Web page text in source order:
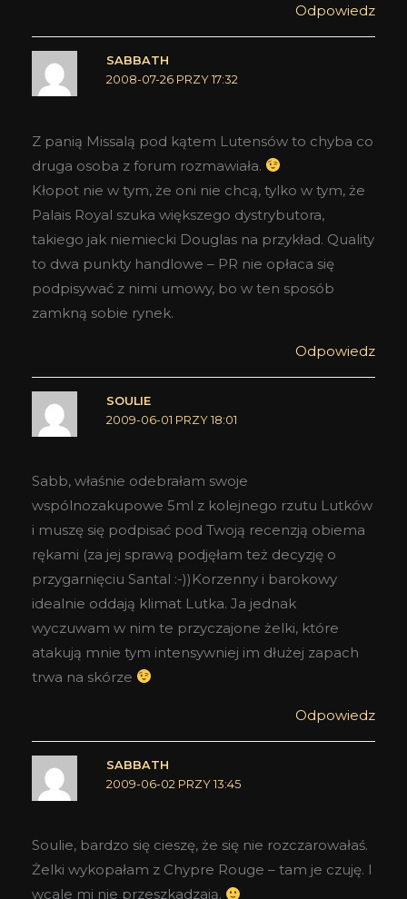
Odpowiedz
SABBATH
2008-07-26 PRZY 17:32
Z panią Missalą pod kątem Lutensów to chyba co
druga osoba z forum rozmawiała.
Kłopot nie w tym, że oni nie chcą, tylko w tym, że
Palais Royal szuka większego dystrybutora,
takiego jak niemiecki Douglas na przykład. Quality
to dwa punkty handlowe – PR nie opłaca się
podpisywać z nimi umowy, bo w ten sposób
zamkną sobie rynek.
Odpowiedz
SOULIE
2009-06-01 PRZY 18:01
Sabb, właśnie odebrałam swoje
wspólnozakupowe 5ml z kolejnego rzutu Lutków
i muszę się podpisać pod Twoją recenzją obiema
rękami (za jej sprawą podjęłam też decyzję o
przygarnięciu Santal :-))Korzenny i barokowy
idealnie oddają klimat Lutka. Ja jednak
wyczuwam w nim te przyczajone żelki, które
atakują mnie tym intensywniej im dłużej zapach
trwa na skórze
Odpowiedz
SABBATH
2009-06-02 PRZY 13:45
Soulie, bardzo się cieszę, że się nie rozczarowałaś.
Żelki wykopałam z Chypre Rouge – tam je czuję. I
wcale mi nie przeszkadzają.